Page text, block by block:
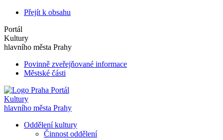
Přejít k obsahu
Portál
Kultury
hlavního města Prahy
Povinně zveřejňované informace
Městské části
Portál
Kultury
hlavního města Prahy
Oddělení kultury
Činnost oddělení